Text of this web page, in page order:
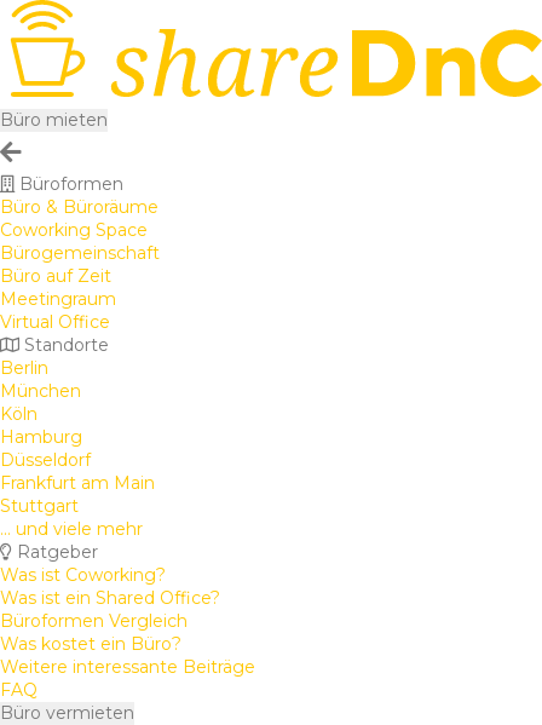
Büro mieten
Büroformen
Büro & Büroräume
Coworking Space
Bürogemeinschaft
Büro auf Zeit
Meetingraum
Virtual Office
Standorte
Berlin
München
Köln
Hamburg
Düsseldorf
Frankfurt am Main
Stuttgart
... und viele mehr
Ratgeber
Was ist Coworking?
Was ist ein Shared Office?
Büroformen Vergleich
Was kostet ein Büro?
Weitere interessante Beiträge
FAQ
Büro vermieten